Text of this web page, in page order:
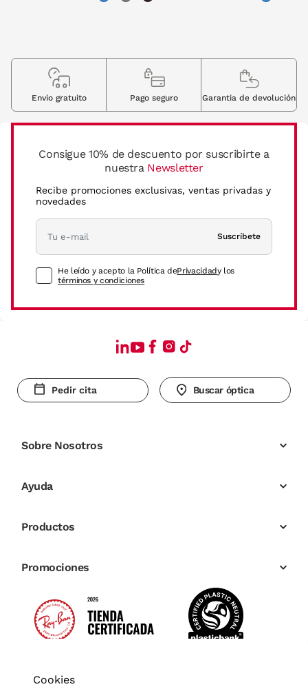
Consigue 10% de descuento por suscribirte a
nuestra Newsletter
Recibe promociones exclusivas, ventas privadas y
novedades
Suscríbete
He leído y acepto la Política dePrivacidady los
términos y condiciones
Envio gratuito Pago seguro Garantia de devolución
Pedir cita Buscar óptica
Sobre Nosotros
Ayuda
Productos
Promociones
Cookies